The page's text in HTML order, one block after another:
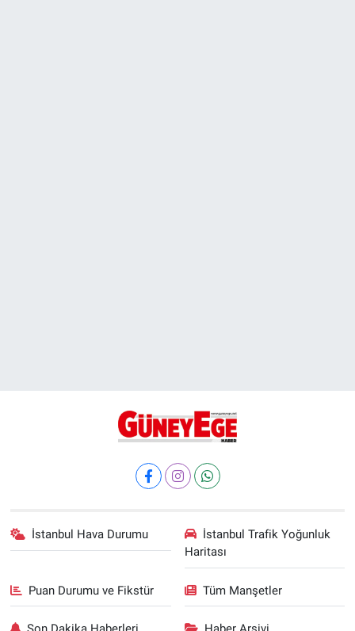
İstanbul Hava Durumu
İstanbul Trafik Yoğunluk
Haritası
Puan Durumu ve Fikstür Tüm Manşetler